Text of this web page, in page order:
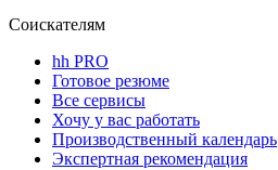
Соискателям
hh PRO
Готовое резюме
Все сервисы
Хочу у вас работать
Производственный календарь
Экспертная рекомендация